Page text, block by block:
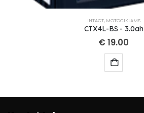
INTACT, MOTOCIKLAMS
CTX4L-BS - 3.0ah
€ 19.00